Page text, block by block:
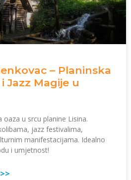
– Planinska
Jazz Magije u
oaza u srcu planine Lisina.
jazz festivalima,
manifestacijama. Idealno
i umjetnost!